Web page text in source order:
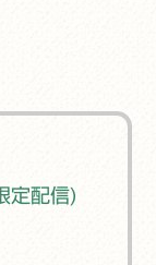
定配信)